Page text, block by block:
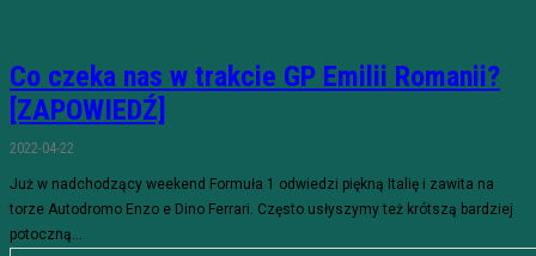
Co czeka nas w trakcie GP Emilii Romanii?
[ZAPOWIEDŹ]
2022-04-22
Już w nadchodzący weekend Formuła 1 odwiedzi piękną Italię i zawita na
torze Autodromo Enzo e Dino Ferrari. Często usłyszymy też krótszą bardziej
potoczną...